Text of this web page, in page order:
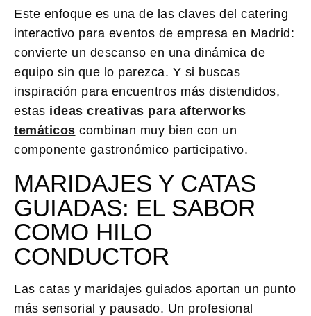
Este enfoque es una de las claves del catering
interactivo para eventos de empresa en Madrid:
convierte un descanso en una dinámica de
equipo sin que lo parezca. Y si buscas
inspiración para encuentros más distendidos,
estas ideas creativas para afterworks
temáticos combinan muy bien con un
componente gastronómico participativo.
MARIDAJES Y CATAS
GUIADAS: EL SABOR
COMO HILO
CONDUCTOR
Las catas y maridajes guiados aportan un punto
más sensorial y pausado. Un profesional